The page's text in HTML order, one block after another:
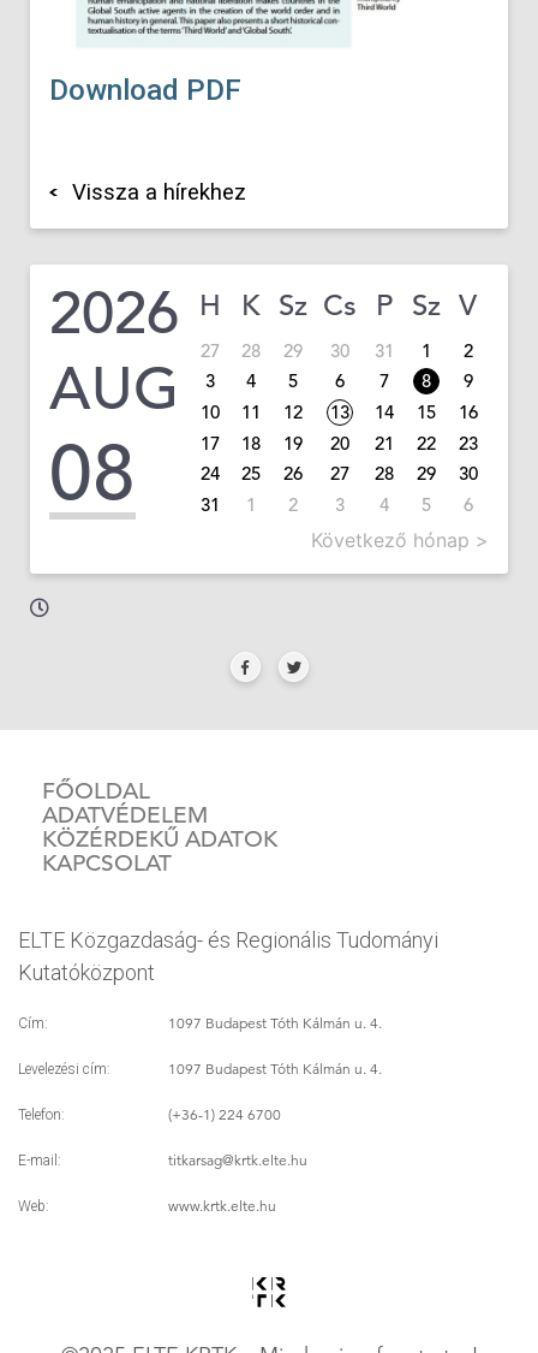
Download PDF
Vissza a hírekhez
2026
AUG
08
H K Sz Cs P Sz V
27 28 29 30 31 1
2
3
4 5 6 7 8
9
10
11 12 13 14 15
16
17
18 19 20 21 22
23
24
25 26 27 28 29
30
31
1 2 3 4 5 6
Következő hónap >
FŐOLDAL
ADATVÉDELEM
KÖZÉRDEKŰ ADATOK
KAPCSOLAT
ELTE Közgazdaság- és Regionális Tudományi
Kutatóközpont
Cím: 1097 Budapest Tóth Kálmán u. 4.
Levelezési cím: 1097 Budapest Tóth Kálmán u. 4.
Telefon: (+36-1) 224 6700
E-mail: titkarsag@krtk.elte.hu
Web: www.krtk.elte.hu